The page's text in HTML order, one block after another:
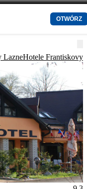
OTWÓRZ
LazneHotele Frantiskovy